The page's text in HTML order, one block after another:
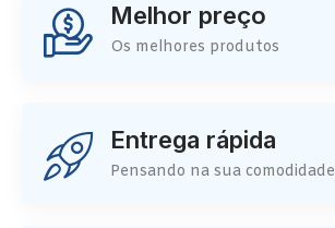
Melhor preço
Os melhores produtos
Entrega rápida
Pensando na sua comodidade